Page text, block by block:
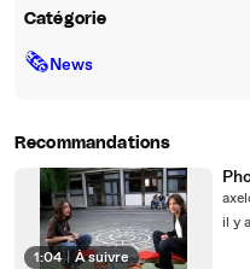
Catégorie
🗞News
Recommandations
1:04 | À suivre
il y